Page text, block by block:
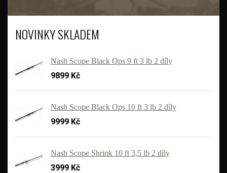
NOVINKY SKLADEM
Nash Scope Black Ops 9 ft 3 lb 2 díly
9899 Kč
Nash Scope Black Ops 10 ft 3 lb 2 díly
9999 Kč
Nash Scope Shrink 10 ft 3,5 lb 2 díly
3999 Kč